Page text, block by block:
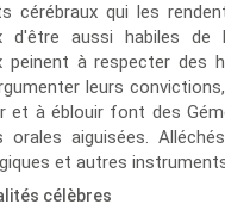
cérébraux qui les
d'être aussi habiles
peinent à respecter des
leurs
et à éblouir font des
orales aiguisées.
et autres
célèbres